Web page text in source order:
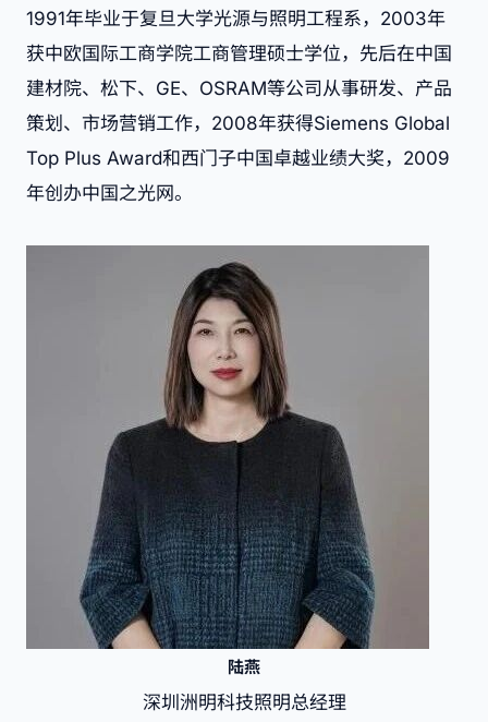
1991年毕业于复旦大学光源与照明工程系，2003年
获中欧国际工商学院工商管理硕士学位，先后在中国
建材院、松下、GE、OSRAM等公司从事研发、产品
策划、市场营销工作，2008年获得Siemens Global
Top Plus Award和西门子中国卓越业绩大奖，2009
年创办中国之光网。
陆燕
深圳洲明科技照明总经理